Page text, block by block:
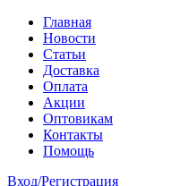
Главная
Новости
Статьи
Доставка
Оплата
Акции
Оптовикам
Контакты
Помощь
Вход/Регистрация